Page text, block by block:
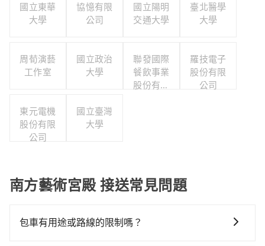
國立東華
大學
協憶有限
公司
國立陽明
交通大學
臺北醫學
大學
周荀演藝
工作室
國立政治
大學
聯發國際
餐飲事業
股份有限
羅技電子
股份有限
公司
東元電機
股份有限
公司
國立臺灣
大學
南方藝術宮殿 接送常見問題
包車有用途或路線的限制嗎？